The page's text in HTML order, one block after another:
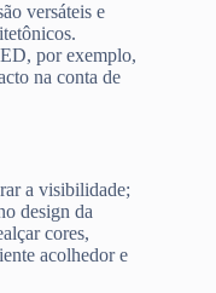
versáteis e
por exemplo,
na conta de
a visibilidade;
design da
cores,
acolhedor e